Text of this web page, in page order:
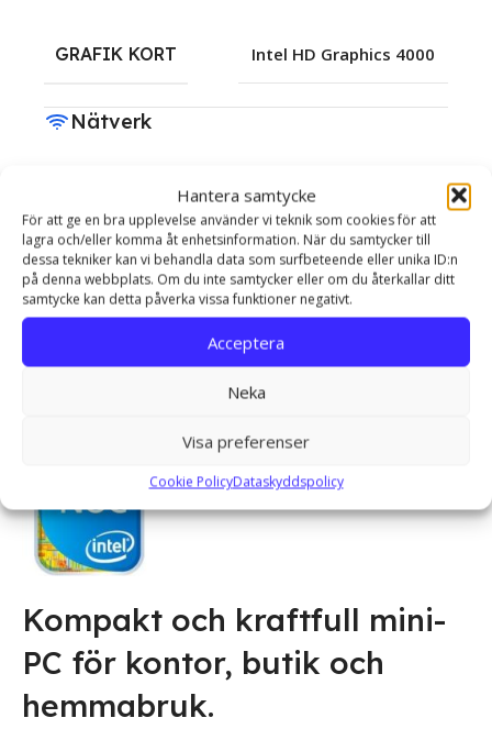
Hantera samtycke
För att ge en bra upplevelse använder vi teknik som cookies för att
lagra och/eller komma åt enhetsinformation. När du samtycker till
dessa tekniker kan vi behandla data som surfbeteende eller unika ID:n
på denna webbplats. Om du inte samtycker eller om du återkallar ditt
samtycke kan detta påverka vissa funktioner negativt.
Acceptera
Neka
Visa preferenser
Cookie PolicyDataskyddspolicy
Kompakt och kraftfull mini-
PC för kontor, butik och
hemmabruk.
GRAFIK KORT Intel HD Graphics 4000
Nätverk
ANSLUTNINGAR
WIFI 5 & Bluetooth 4.2 +
Operativsystem
OPERATIVSYSTEM